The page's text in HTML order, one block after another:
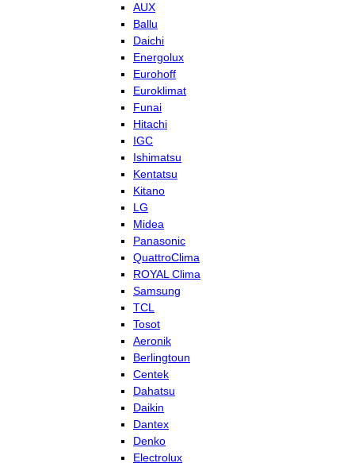
AUX
Ballu
Daichi
Energolux
Eurohoff
Euroklimat
Funai
Hitachi
IGC
Ishimatsu
Kentatsu
Kitano
LG
Midea
Panasonic
QuattroClima
ROYAL Clima
Samsung
TCL
Tosot
Aeronik
Berlingtoun
Centek
Dahatsu
Daikin
Dantex
Denko
Electrolux